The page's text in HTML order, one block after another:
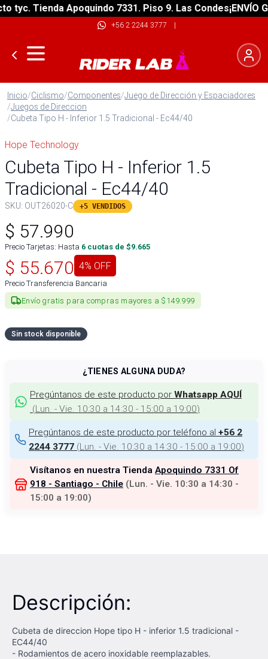
Tienda Apoquindo 7331. Piso 9. Las Condes¡ENVÍO
+56 2 2244 3777 |
Inicio/Ciclismo/Componentes/Juego de Dirección y Espaciadores
/Juegos de Direccion
/Cubeta Tipo H - Inferior 1.5 Tradicional - Ec44/40
Hope Technology
Cubeta Tipo H - Inferior 1.5
Tradicional - Ec44/40
SKU: OUT26020-C +5 VENDIDOS
$ 57.990
Precio Tarjetas: Hasta 6 cuotas de $9.665
$ 55.670 4% OFF
Precio Transferencia Bancaria
Envío gratis para compras mayores a $149.999
Sin stock disponible
¿TIENES ALGUNA DUDA?
Pregúntanos de este producto por Whatsapp AQUÍ
(Lun. - Vie. 10:30 a 14:30 - 15:00 a 19:00)
Pregúntanos de este producto por teléfono al +56 2
2244 3777 (Lun. - Vie. 10:30 a 14:30 - 15:00 a 19:00)
Visítanos en nuestra Tienda Apoquindo 7331 Of
918 - Santiago - Chile (Lun. - Vie. 10:30 a 14:30 -
15:00 a 19:00)
Descripción:
Cubeta de direccion Hope tipo H - inferior 1.5 tradicional -
EC44/40
- Rodamientos de acero inoxidable reemplazables.